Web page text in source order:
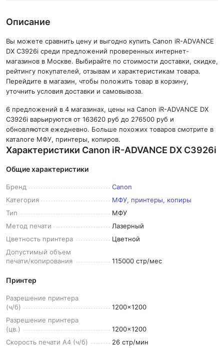
Описание
Вы можете сравнить цену и выгодно купить Canon iR-ADVANCE
DX C3926i среди предложений проверенных интернет-
магазинов в Москве. Выбирайте по стоимости доставки, скидке,
рейтингу покупателей, отзывам и характеристикам товара.
Перейдите в магазин, чтобы положить товар в корзину,
уточнить условия доставки и самовывоза.
6 предложений в 4 магазинах, цены на Canon iR-ADVANCE DX
C3926i варьируются от 163620 руб до 276500 руб и
обновляются ежедневно. Больше похожих товаров смотрите в
каталоге МФУ, принтеры, копиров.
Характеристики Canon iR-ADVANCE DX C3926i
Общие характеристики
Бренд
Canon
Категория
МФУ, принтеры, копиры
Тип
МФУ
Метод печати
Лазерный
Цветность принтера
Цветной
Допустимый объем
печати/копирования
115000 стр/мес
Принтер
Разрешение принтера
(ч/б)
1200x1200
Разрешение принтера
(цв.)
1200x1200
Скорость печати A4 (ч/б)
26 стр/мин